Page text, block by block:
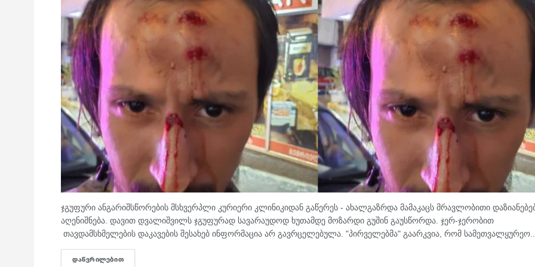
ჯგუფური ანგარიშსწორების მსხვერპლი კურიერი კლინიკიდან გაწერეს - ახალგაზრდა მამაკაცს მრავლობითი
აღენიშნება. დავით დვალიშვილს ჯგუფურად სავარაუდოდ ხუთამდე მოზარდი გუშინ გაუსწორდა. ჯერ-ჯერობით
თავდამსხმელების დაკავების შესახებ ინფორმაცია არ გავრცელებულა. "პირველებმა" გაარკვია, რომ
ᲓᲐᲬᲕᲠᲘᲚᲔᲑᲘᲗ